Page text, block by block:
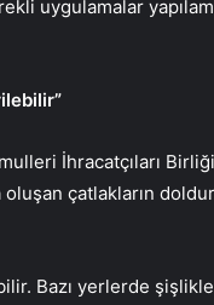
uygulamalar
İhracatçıları
oluşan çatlakların
Bazı yerlerde